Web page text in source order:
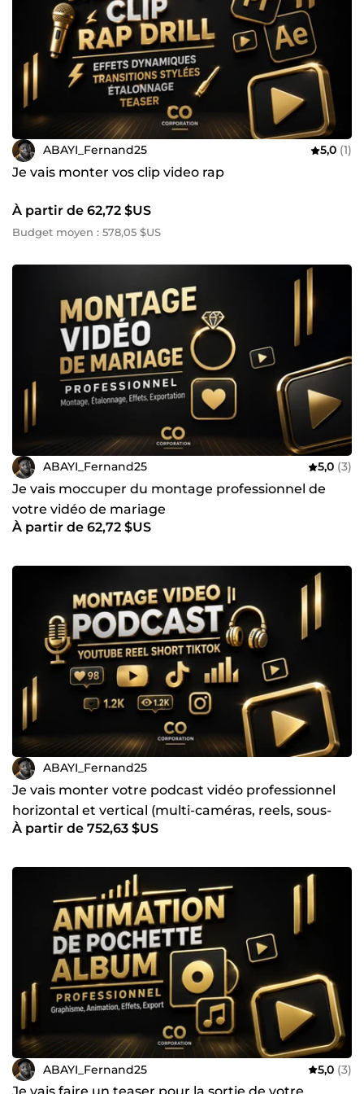
travaillé dans les moindres détails ✅ Un contenu pensé
pour performer
🎯 PRÊT À PASSER AU NIVEAU SUPÉRIEUR ?
Ne laisse plus tes vidéos passer inaperçues.
👉 Contacte-moi maintenant et créons ensemble un
contenu qui attire, marque… et convertit
ABAYI_Fernand25 5,0 (1)
Je vais monter vos clip video rap
À partir de 62,72 $US
Budget moyen : 578,05 $US
ABAYI_Fernand25 5,0 (3)
Je vais moccuper du montage professionnel de
votre vidéo de mariage
À partir de 62,72 $US
ABAYI_Fernand25
Je vais monter votre podcast vidéo professionnel
horizontal et vertical (multi-caméras, reels, sous-
titres)
À partir de 752,63 $US
ABAYI_Fernand25 5,0 (3)